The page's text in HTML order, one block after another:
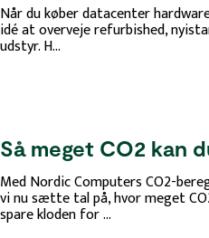
Når du køber datacenter
idé at overveje refurbished,
udstyr. H...
Så meget CO2 kan
Med Nordic Computers CO2-
vi nu sætte tal på, hvor meget
spare kloden for ...